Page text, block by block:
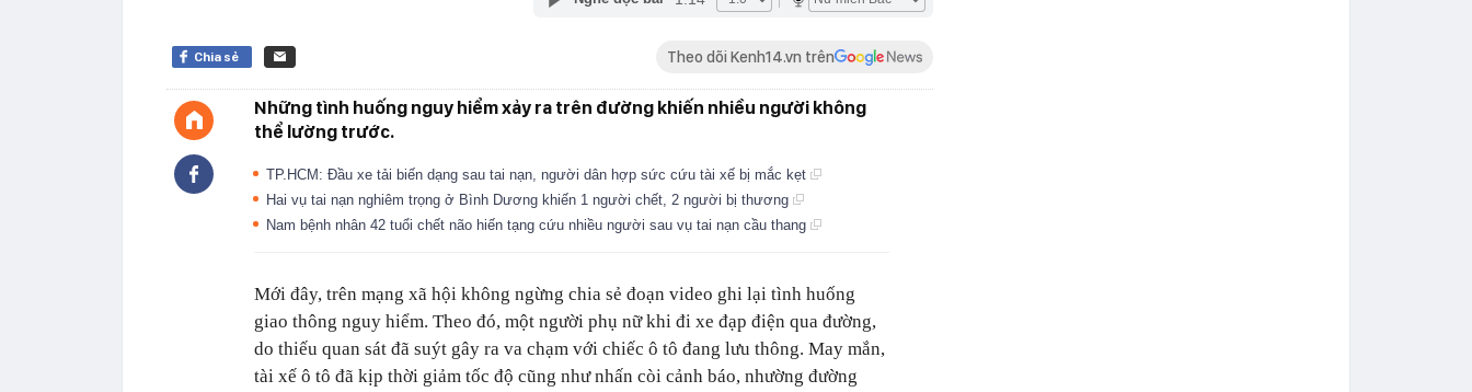
Chia sẻ Theo dõi Kenh14.vn trên
Những tình huống nguy hiểm xảy ra trên đường khiến nhiều người không
thể lường trước.
TP.HCM: Đầu xe tải biến dạng sau tai nạn, người dân hợp sức cứu tài xế bị mắc kẹt
Hai vụ tai nạn nghiêm trọng ở Bình Dương khiến 1 người chết, 2 người bị thương
Nam bệnh nhân 42 tuổi chết não hiến tạng cứu nhiều người sau vụ tai nạn cầu thang
Mới đây, trên mạng xã hội không ngừng chia sẻ đoạn video ghi lại tình huống
giao thông nguy hiểm. Theo đó, một người phụ nữ khi đi xe đạp điện qua đường,
do thiếu quan sát đã suýt gây ra va chạm với chiếc ô tô đang lưu thông. May mắn,
tài xế ô tô đã kịp thời giảm tốc độ cũng như nhấn còi cảnh báo, nhường đường